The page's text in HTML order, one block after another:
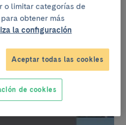
o limitar categorías de
obtener más
la configuración
Aceptar todas las cookies
de cookies